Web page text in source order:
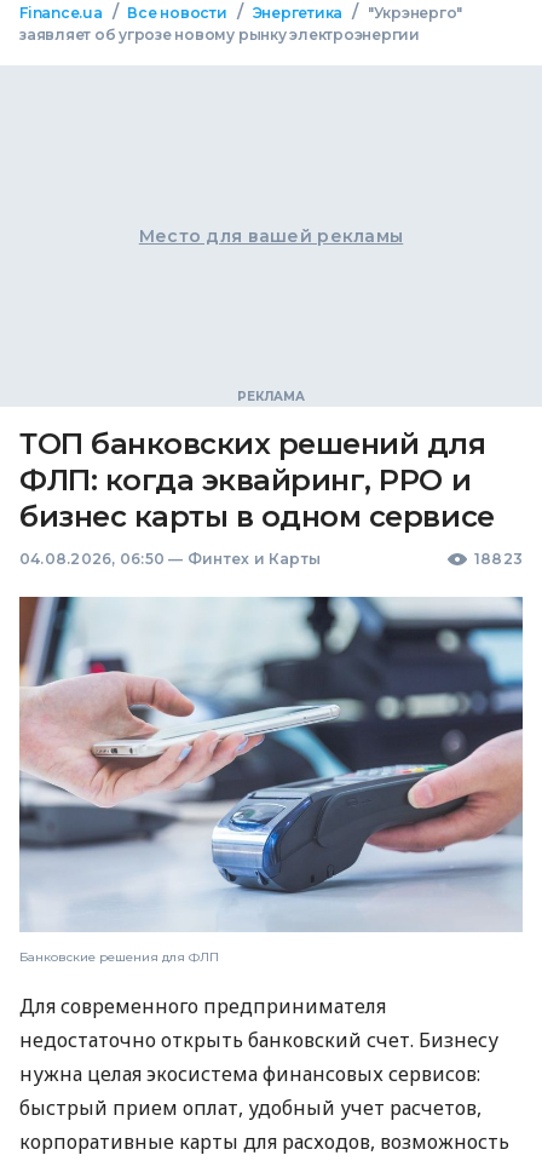
Finance.ua / Все новости / Энергетика /
"Укрэнерго"
заявляет об угрозе новому рынку электроэнергии
Место для вашей рекламы
ТОП банковских решений для
ФЛП: когда эквайринг, РРО и
бизнес карты в одном сервисе
04.08.2026, 06:50 — Финтех и Карты 18823
Банковские решения для ФЛП
Для современного предпринимателя
недостаточно открыть банковский счет. Бизнесу
нужна целая экосистема финансовых сервисов:
быстрый прием оплат, удобный учет расчетов,
корпоративные карты для расходов, возможность